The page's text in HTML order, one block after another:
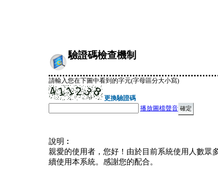
驗證碼檢查機制
請輸入您在下圖中看到的字元(字母區分大小寫)
更換驗證碼
播放圖檔聲音
說明︰
親愛的使用者，您好！由於目前系統使用人數眾
續使用本系統。感謝您的配合。